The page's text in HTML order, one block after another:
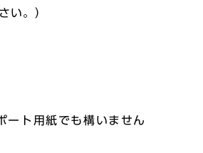
い。）
ート用紙でも構いません